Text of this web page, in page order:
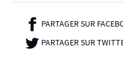
PARTAGER SUR
PARTAGER SUR